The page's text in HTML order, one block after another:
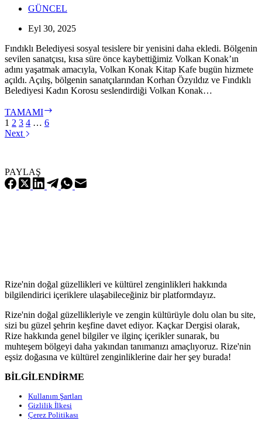
GÜNCEL
Eyl 30, 2025
Fındıklı Belediyesi sosyal tesislere bir yenisini daha ekledi. Bölgenin
sevilen sanatçısı, kısa süre önce kaybettiğimiz Volkan Konak’ın
adını yaşatmak amacıyla, Volkan Konak Kitap Kafe bugün hizmete
açıldı. Açılış, bölgenin sanatçılarından Korhan Özyıldız ve Fındıklı
Belediyesi Kadın Korosu seslendirdiği Volkan Konak…
TAMAMI
1 2 3 4 … 6
Next
PAYLAŞ
Rize'nin doğal güzellikleri ve kültürel zenginlikleri hakkında
bilgilendirici içeriklere ulaşabileceğiniz bir platformdayız.
Rize'nin doğal güzellikleriyle ve zengin kültürüyle dolu olan bu site,
sizi bu güzel şehrin keşfine davet ediyor. Kaçkar Dergisi olarak,
Rize hakkında genel bilgiler ve ilginç içerikler sunarak, bu
muhteşem bölgeyi daha yakından tanımanızı amaçlıyoruz. Rize'nin
eşsiz doğasına ve kültürel zenginliklerine dair her şey burada!
BİLGİLENDİRME
Kullanım Şartları
Gizlilik İlkesi
Çerez Politikası